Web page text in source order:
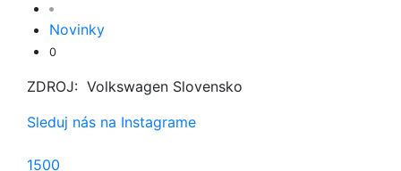
Novinky
0
ZDROJ: Volkswagen Slovensko
Sleduj nás na Instagrame
1500